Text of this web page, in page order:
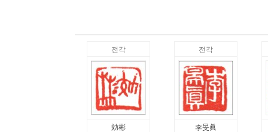
전각
効彬
전각
李旻眞